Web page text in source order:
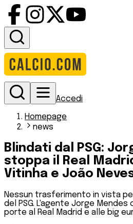
Accedi
Homepage
news
Blindati dal PSG:
stoppa il Real
Vitinha e João
Nessun trasferimento in vista
del PSG. L'agente Jorge
porte al Real Madrid e alle big